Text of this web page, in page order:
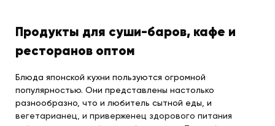
Продукты для суши-баров, кафе и
ресторанов оптом
Блюда японской кухни пользуются огромной
популярностью. Они представлены настолько
разнообразно, что и любитель сытной еды, и
вегетарианец, и приверженец здорового питания